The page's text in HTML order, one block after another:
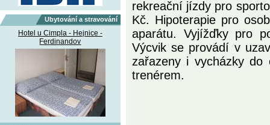
Ubytování a stravování
Hotel u Cimpla - Hejnice -
Ferdinandov
rekreační jízdy pro
Kč. Hipoterapie pro
aparátu. Vyjížďky pro
Výcvik se provádí v
zařazeny i vycházky do
trenérem.